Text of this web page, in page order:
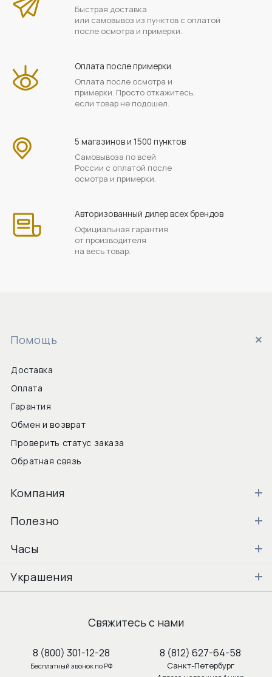
Быстрая доставка
или самовывоз из пунктов с оплатой
после осмотра и примерки.
Оплата после примерки
Оплата после осмотра и
примерки. Просто откажитесь,
если товар не подошел.
5 магазинов и 1500 пунктов
Самовывоза по всей
России с оплатой после
осмотра и примерки.
Авторизованный дилер всех брендов
Официальная гарантия
от производителя
на весь товар.
Помощь
Доставка
Оплата
Гарантия
Обмен и возврат
Проверить статус заказа
Обратная связь
Компания
Полезно
Часы
Украшения
Свяжитесь с нами
8 (800) 301-12-28
Бесплатный звонок по РФ
8 (812) 627-64-58
Санкт-Петербург